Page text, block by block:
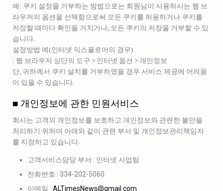
예: 쿠키 설정을 거부하는 방법으로는 회원님이 사용하시는 웹 브
라우저의 옵션을 선택함으로써 모든 쿠키를 허용하거나 쿠키를
저장할 때마다 확인을 거치거나, 모든 쿠키의 저장을 거부할 수 있
습니다.
설정방법 예(인터넷 익스플로어의 경우)
: 웹 브라우저 상단의 도구 > 인터넷 옵션 > 개인정보
단, 귀하께서 쿠키 설치를 거부하였을 경우 서비스 제공에 어려움
이 있을 수 있습니다.
■ 개인정보에 관한 민원서비스
회사는 고객의 개인정보를 보호하고 개인정보와 관련한 불만을
처리하기 위하여 아래와 같이 관련 부서 및 개인정보관리책임자
를 지정하고 있습니다.
고객서비스담당 부서 : 인터넷 사업팀
전화번호 : 334-202-5060
이메일 : ALTimesNews@gmail.com